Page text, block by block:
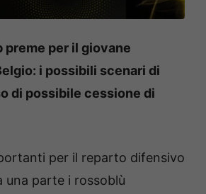
preme per il giovane
i possibili scenari di
di possibile cessione di
per il reparto difensivo
una parte i rossoblù